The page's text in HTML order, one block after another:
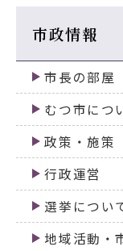
市政情報
市長の部屋
むつ市につ
政策・施策
行政運営
選挙につい
地域活動・